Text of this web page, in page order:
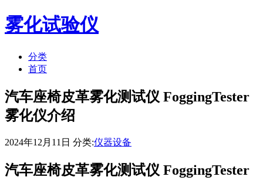
雾化试验仪
分类
首页
汽车座椅皮革雾化测试仪 FoggingTester
雾化仪介绍
2024年12月11日 分类:仪器设备
汽车座椅皮革雾化测试仪 FoggingTester